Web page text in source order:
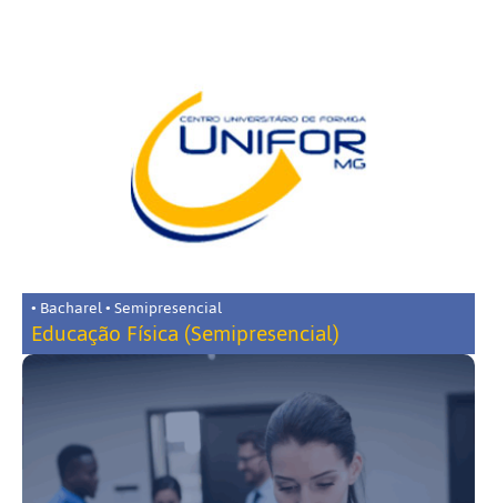
• Bacharel • Semipresencial
Educação Física (Semipresencial)